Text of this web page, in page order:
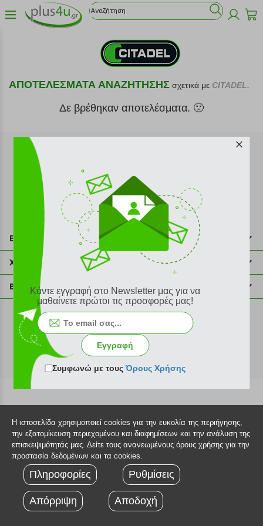
ΑΠΟΤΕΛΕΣΜΑΤΑ ΑΝΑΖΗΤΗΣΗΣ σχετικά με CITADEL.
Δε βρέθηκαν αποτελέσματα. 🙁
Εγγραφή στο newsletter
Επικοινωνία
211 2000 700
info@plus4u.gr
Χρήσιμες πληροφορίες
Η εταιρία
Σημεία παραλαβής
Ευκαιρίες καριέρας
Όροι χρήσης
Βοήθεια
Εξέλιξη παραγγελίας
Τρόποι παραγγελίας
Τρόποι πληρωμής
Τρόποι αποστολής
Πολιτική επιστροφών
Τεχνική υποστήριξη
©2026 Plus4u.gr
Κάντε εγγραφή στο Newsletter μας για να
μαθαίνετε πρώτοι τις προσφορές μας!
Εγγραφή
Συμφωνώ με τουςΌρους Χρήσης
Η ιστοσελίδα χρησιμοποιεί cookies για την ευκολία της περιήγησης,
την εξατομίκευση περιεχομένου και διαφημίσεων και την ανάλυση της
επισκεψιμότητάς μας. Δείτε τους ανανεωμένους όρους χρήσης για την
προστασία δεδομένων και τα cookies.
Πληροφορίες Ρυθμίσεις
Απόρριψη Αποδοχή